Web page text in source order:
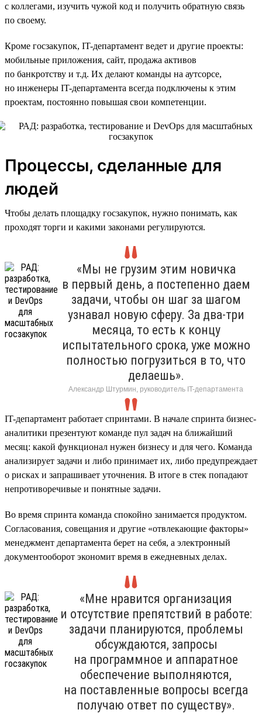
с коллегами, изучить чужой код и получить обратную связь
по своему.
Кроме госзакупок, IT-департамент ведет и другие проекты:
мобильные приложения, сайт, продажа активов
по банкротству и т.д. Их делают команды на аутсорсе,
но инженеры IT-департамента всегда подключены к этим
проектам, постоянно повышая свои компетенции.
Процессы, сделанные для
людей
Чтобы делать площадку госзакупок, нужно понимать, как
проходят торги и какими законами регулируются.
«Мы не грузим этим новичка
в первый день, а постепенно даем
задачи, чтобы он шаг за шагом
узнавал новую сферу. За два-три
месяца, то есть к концу
испытательного срока, уже можно
полностью погрузиться в то, что
делаешь».
Александр Штурмин, руководитель IT-департамента
IT-департамент работает спринтами. В начале спринта бизнес-
аналитики презентуют команде пул задач на ближайший
месяц: какой функционал нужен бизнесу и для чего. Команда
анализирует задачи и либо принимает их, либо предупреждает
о рисках и запрашивает уточнения. В итоге в стек попадают
непротиворечивые и понятные задачи.
Во время спринта команда спокойно занимается продуктом.
Согласования, совещания и другие «отвлекающие факторы»
менеджмент департамента берет на себя, а электронный
документооборот экономит время в ежедневных делах.
«Мне нравится организация
и отсутствие препятствий в работе:
задачи планируются, проблемы
обсуждаются, запросы
на программное и аппаратное
обеспечение выполняются,
на поставленные вопросы всегда
получаю ответ по существу».